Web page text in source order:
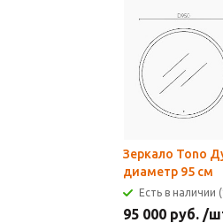
Зеркало Tono
диаметр 95 см
Есть в наличии
95 000 руб. /